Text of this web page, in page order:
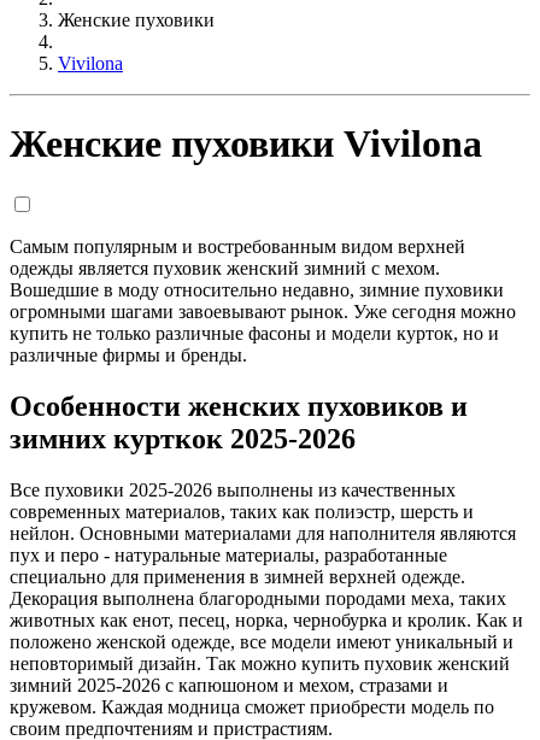
Женские пуховики
Vivilona
Женские пуховики Vivilona
Самым популярным и востребованным видом верхней
одежды является пуховик женский зимний с мехом.
Вошедшие в моду относительно недавно, зимние пуховики
огромными шагами завоевывают рынок. Уже сегодня можно
купить не только различные фасоны и модели курток, но и
различные фирмы и бренды.
Особенности женских пуховиков и
зимних курткок 2025-2026
Все пуховики 2025-2026 выполнены из качественных
современных материалов, таких как полиэстр, шерсть и
нейлон. Основными материалами для наполнителя являются
пух и перо - натуральные материалы, разработанные
специально для применения в зимней верхней одежде.
Декорация выполнена благородными породами меха, таких
животных как енот, песец, норка, чернобурка и кролик. Как и
положено женской одежде, все модели имеют уникальный и
неповторимый дизайн. Так можно купить пуховик женский
зимний 2025-2026 с капюшоном и мехом, стразами и
кружевом. Каждая модница сможет приобрести модель по
своим предпочтениям и пристрастиям.